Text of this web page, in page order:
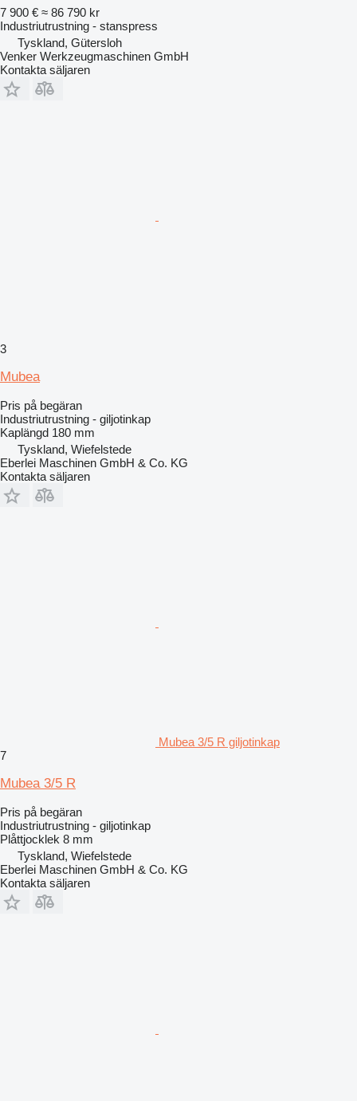
7 900 € ≈ 86 790 kr
Industriutrustning - stanspress
Tyskland, Gütersloh
Venker Werkzeugmaschinen GmbH
Kontakta säljaren
3
Mubea
Pris på begäran
Industriutrustning - giljotinkap
Kaplängd 180 mm
Tyskland, Wiefelstede
Eberlei Maschinen GmbH & Co. KG
Kontakta säljaren
Mubea 3/5 R giljotinkap
7
Mubea 3/5 R
Pris på begäran
Industriutrustning - giljotinkap
Plåttjocklek 8 mm
Tyskland, Wiefelstede
Eberlei Maschinen GmbH & Co. KG
Kontakta säljaren